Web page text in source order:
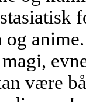
være